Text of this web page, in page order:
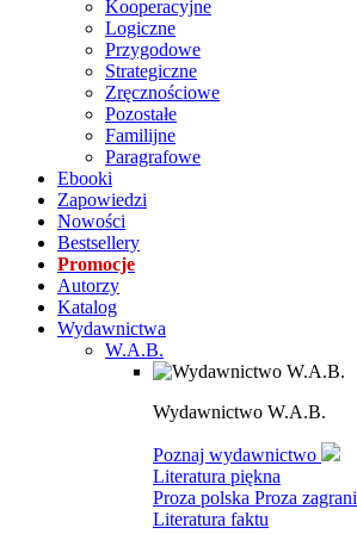
Kooperacyjne
Logiczne
Przygodowe
Strategiczne
Zręcznościowe
Pozostałe
Familijne
Paragrafowe
Ebooki
Zapowiedzi
Nowości
Bestsellery
Promocje
Autorzy
Katalog
Wydawnictwa
W.A.B.
Wydawnictwo W.A.B.
Poznaj wydawnictwo
Literatura piękna
Proza polska Proza
Literatura faktu